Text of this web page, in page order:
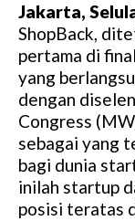
Jakarta,
ShopBack,
pertama di
yang
dengan
Congress
sebagai yang
bagi dunia
inilah startup
posisi teratas